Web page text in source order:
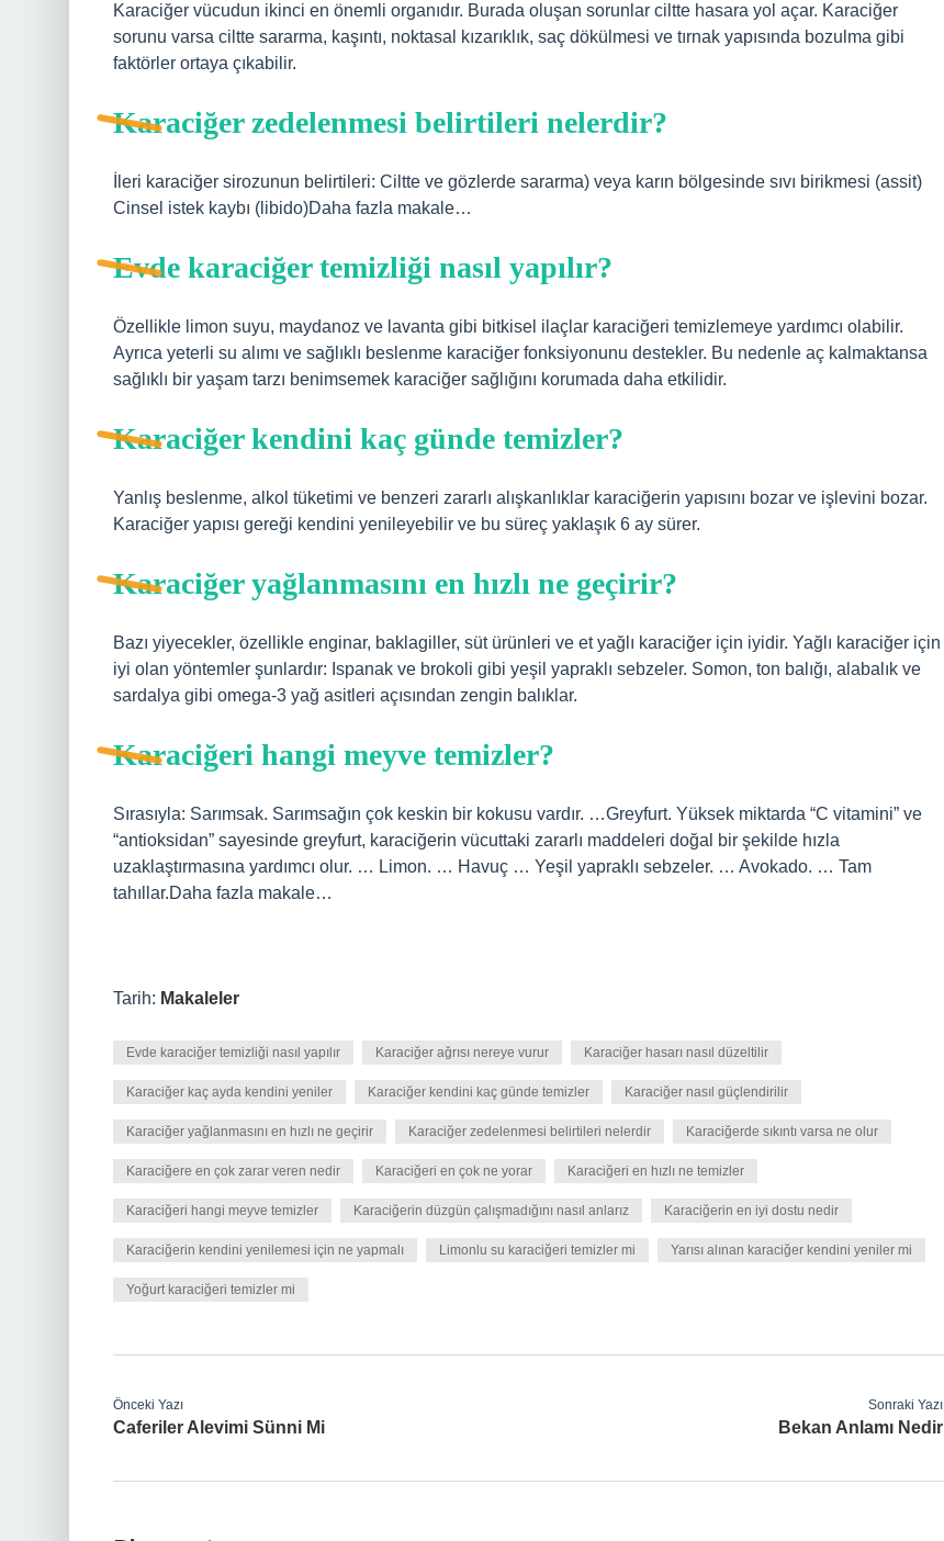
Karaciğer vücudun ikinci en önemli organıdır. Burada oluşan sorunlar ciltte hasara yol açar. Karaciğer
sorunu varsa ciltte sararma, kaşıntı, noktasal kızarıklık, saç dökülmesi ve tırnak yapısında bozulma gibi
faktörler ortaya çıkabilir.
Karaciğer zedelenmesi belirtileri nelerdir?
İleri karaciğer sirozunun belirtileri: Ciltte ve gözlerde sararma) veya karın bölgesinde sıvı birikmesi (assit)
Cinsel istek kaybı (libido)Daha fazla makale…
Evde karaciğer temizliği nasıl yapılır?
Özellikle limon suyu, maydanoz ve lavanta gibi bitkisel ilaçlar karaciğeri temizlemeye yardımcı olabilir.
Ayrıca yeterli su alımı ve sağlıklı beslenme karaciğer fonksiyonunu destekler. Bu nedenle aç kalmaktansa
sağlıklı bir yaşam tarzı benimsemek karaciğer sağlığını korumada daha etkilidir.
Karaciğer kendini kaç günde temizler?
Yanlış beslenme, alkol tüketimi ve benzeri zararlı alışkanlıklar karaciğerin yapısını bozar ve işlevini bozar.
Karaciğer yapısı gereği kendini yenileyebilir ve bu süreç yaklaşık 6 ay sürer.
Karaciğer yağlanmasını en hızlı ne geçirir?
Bazı yiyecekler, özellikle enginar, baklagiller, süt ürünleri ve et yağlı karaciğer için iyidir. Yağlı karaciğer için
iyi olan yöntemler şunlardır: Ispanak ve brokoli gibi yeşil yapraklı sebzeler. Somon, ton balığı, alabalık ve
sardalya gibi omega-3 yağ asitleri açısından zengin balıklar.
Karaciğeri hangi meyve temizler?
Sırasıyla: Sarımsak. Sarımsağın çok keskin bir kokusu vardır. …Greyfurt. Yüksek miktarda “C vitamini” ve
“antioksidan” sayesinde greyfurt, karaciğerin vücuttaki zararlı maddeleri doğal bir şekilde hızla
uzaklaştırmasına yardımcı olur. … Limon. … Havuç … Yeşil yapraklı sebzeler. … Avokado. … Tam
tahıllar.Daha fazla makale…
Tarih: Makaleler
Evde karaciğer temizliği nasıl yapılır Karaciğer ağrısı nereye vurur Karaciğer hasarı nasıl düzeltilir
Karaciğer kaç ayda kendini yeniler Karaciğer kendini kaç günde temizler Karaciğer nasıl güçlendirilir
Karaciğer yağlanmasını en hızlı ne geçirir Karaciğer zedelenmesi belirtileri nelerdir Karaciğerde sıkıntı varsa ne olur
Karaciğere en çok zarar veren nedir Karaciğeri en çok ne yorar Karaciğeri en hızlı ne temizler
Karaciğeri hangi meyve temizler Karaciğerin düzgün çalışmadığını nasıl anlarız Karaciğerin en iyi dostu nedir
Karaciğerin kendini yenilemesi için ne yapmalı Limonlu su karaciğeri temizler mi Yarısı alınan karaciğer kendini yeniler mi
Yoğurt karaciğeri temizler mi
Önceki Yazı
Caferiler Alevimi Sünni Mi
Sonraki Yazı
Bekan Anlamı Nedir